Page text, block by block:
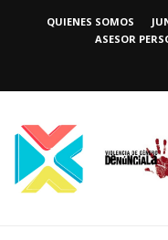
QUIENES SOMOS
ASESOR